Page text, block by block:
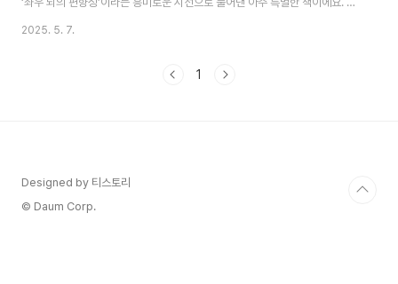
책 소개제목: 기울어진 뇌: 일상에서 발견하는 좌우 편향의 뇌과학저자: 로린 J.
지: 319쪽원제: Side Effects: How Left-Brain Right-Brain
2025. 5. 7.
1
Designed by 티스토리
© Daum Corp.